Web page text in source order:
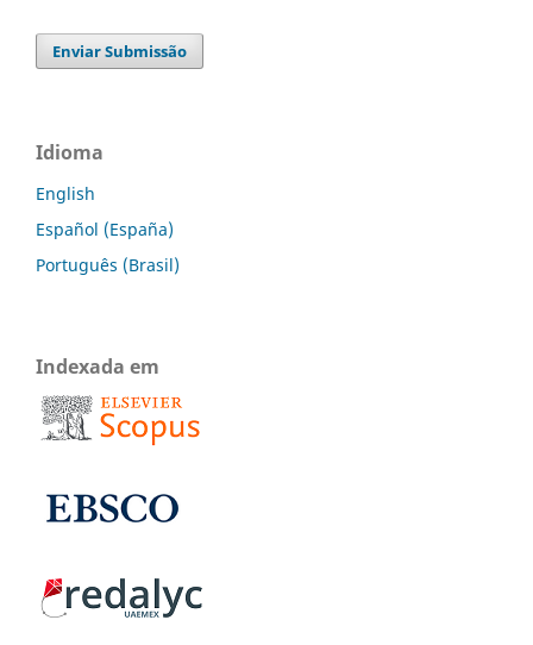
Enviar Submissão
Idioma
English
Español (España)
Português (Brasil)
Indexada em